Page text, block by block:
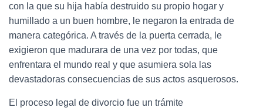
con la que su hija había destruido su propio hogar y
humillado a un buen hombre, le negaron la entrada de
manera categórica. A través de la puerta cerrada, le
exigieron que madurara de una vez por todas, que
enfrentara el mundo real y que asumiera sola las
devastadoras consecuencias de sus actos asquerosos.
El proceso legal de divorcio fue un trámite